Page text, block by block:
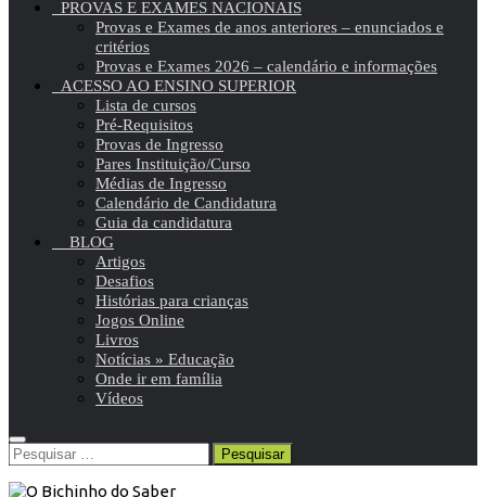
PROVAS E EXAMES NACIONAIS
Provas e Exames de anos anteriores – enunciados e
critérios
Provas e Exames 2026 – calendário e informações
ACESSO AO ENSINO SUPERIOR
Lista de cursos
Pré-Requisitos
Provas de Ingresso
Pares Instituição/Curso
Médias de Ingresso
Calendário de Candidatura
Guia da candidatura
BLOG
Artigos
Desafios
Histórias para crianças
Jogos Online
Livros
Notícias » Educação
Onde ir em família
Vídeos
Pesquisar
por: